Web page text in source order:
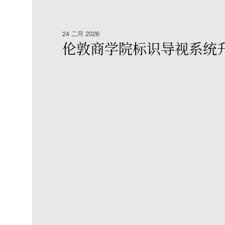
24 二月 2026
伦敦商学院标识导视系统